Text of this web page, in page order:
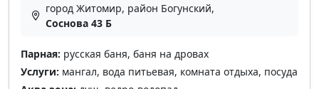
город Житомир, район Богунский,
Соснова 43 Б
Парная: русская баня, баня на дровах
Услуги: мангал, вода питьевая, комната отдыха, посуда